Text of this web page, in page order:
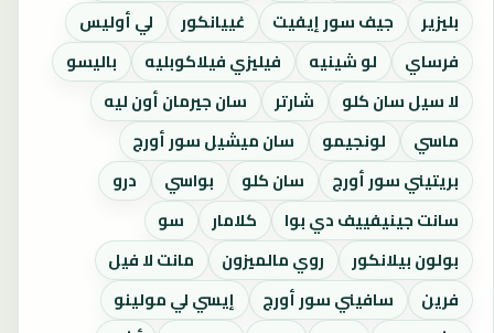
بليزير
جيف سور إيفيت غييانكور
لي أوليس
فرساي
لو شينيه فيليزي فيلاكوبليه
باليسو
لا سيل سان كلو
شارتر
سان جيرمان أون ليه
ماسي
لونجيمو
سان ميشيل سور أورج
بريتيني سور أورج
سان كلو بواسي
درو
سانت جينيفييف دي بوا
كلامار
سو
بولون بيلانكور
روي مالميزون
مانت لا فيل
فرين
سافيني سور أورج
إيسي لي مولينو